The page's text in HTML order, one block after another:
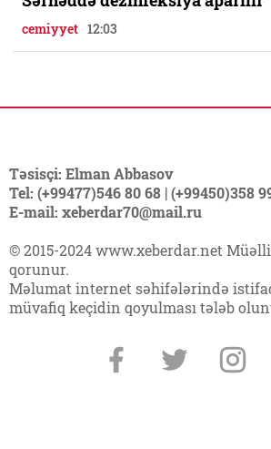
cemiyyet 12:03
Təsisçi: Elman Abbasov
Tel: (+99477)546 80 68 | (+99450)358
E-mail: xeberdar70@mail.ru
© 2015-2024 www.xeberdar.net
qorunur.
Məlumat internet səhifələrində
müvafiq keçidin qoyulması tələb